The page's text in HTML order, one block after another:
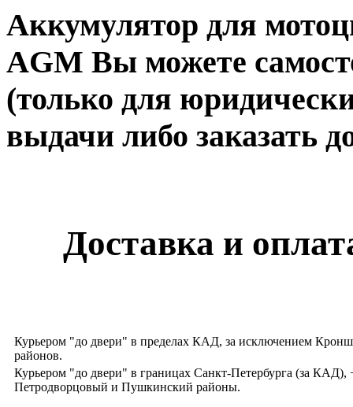
Аккумулятор для
AGM Вы можете
(только для
выдачи либо заказать
Доставка и
Курьером "до двери" в пределах КАД, за исключением
районов.
Курьером "до двери" в границах Санкт-Петербурга (за
Петродворцовый и Пушкинский районы.